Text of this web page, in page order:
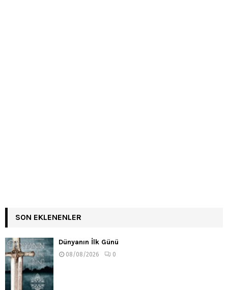
SON EKLENENLER
Dünyanın İlk Günü
08/08/2026 0